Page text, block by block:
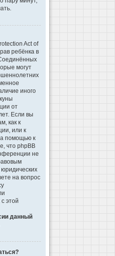
Act of
ребёнка в
могут
иного
от
Если вы
как к
или к
помощью к
что phpBB
не
на вопрос
этой
данный